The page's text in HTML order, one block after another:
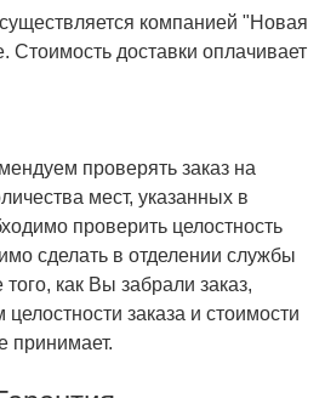
компанией "Новая
Стоимость доставки оплачивает
проверять заказ на
мест, указанных в
проверить целостность
сделать в отделении службы
того, как Вы забрали заказ,
заказа и стоимости
принимает.